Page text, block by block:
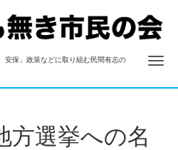
安保」政策などに取り組む民間有志の
ナ
方選挙への名